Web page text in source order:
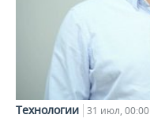
Технологии 31 июл, 00:00